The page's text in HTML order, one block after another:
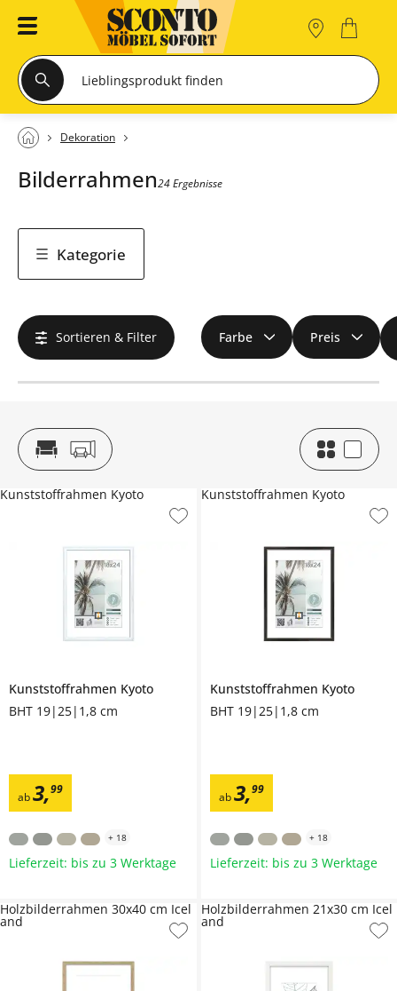
Dekoration
Bilderrahmen24 Ergebnisse
Kategorie
Sortieren & Filter Farbe Preis
Kunststoffrahmen Kyoto
BHT 19|25|1,8 cm
ab3,99
Kunststoffrahmen Kyoto
+ 18
Lieferzeit: bis zu 3 Werktage
Kunststoffrahmen Kyoto
BHT 19|25|1,8 cm
ab 3,99
Kunststoffrahmen Kyoto
+ 18
Lieferzeit: bis zu 3 Werktage
Holzbilderrahmen 30x40 cm Icel
and
Holzbilderrahmen 21x30 cm Icel
and